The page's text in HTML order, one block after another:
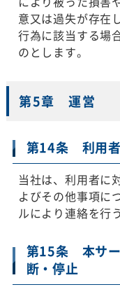
意又は過失が存在
行為に該当する場
のとします。
第5章 運営
第14条 利用
当社は、利用者に
よびその他事項に
ルにより連絡を行
第15条 本サー
断・停止